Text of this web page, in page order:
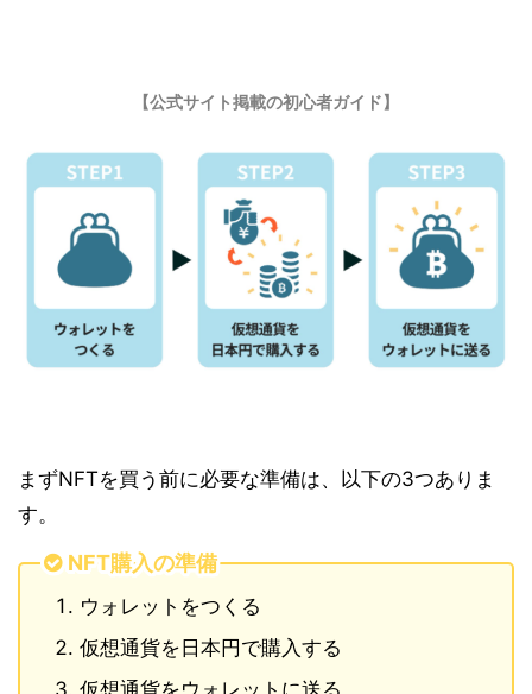
【公式サイト掲載の初心者ガイド】
まずNFTを買う前に必要な準備は、以下の3つありま
す。
NFT購入の準備
ウォレットをつくる
仮想通貨を日本円で購入する
仮想通貨をウォレットに送る